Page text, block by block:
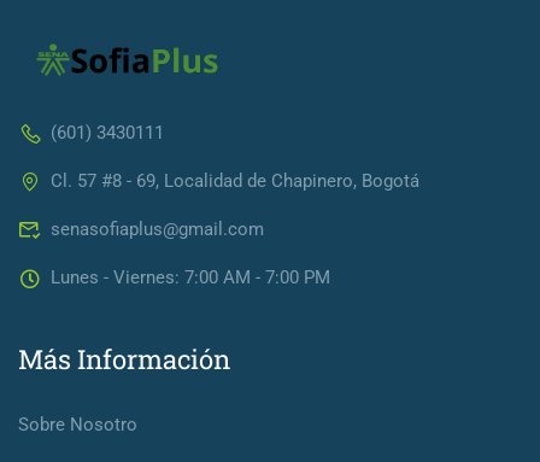
(601) 3430111
Cl. 57 #8 - 69, Localidad de Chapinero, Bogotá
senasofiaplus@gmail.com
Lunes - Viernes: 7:00 AM - 7:00 PM
Más Información
Sobre Nosotro